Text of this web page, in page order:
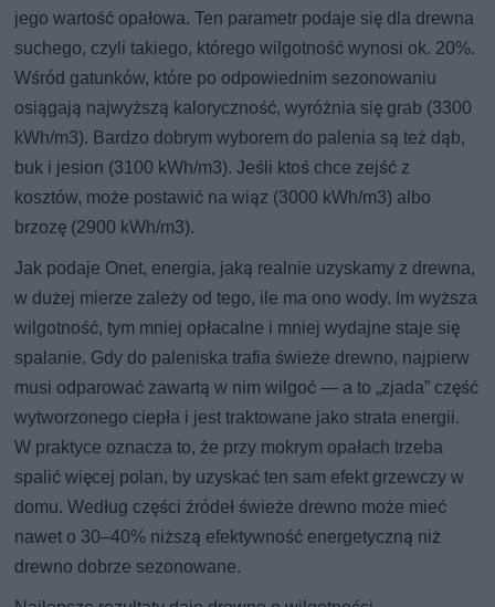
jego wartość opałowa. Ten parametr podaje się dla drewna
suchego, czyli takiego, którego wilgotność wynosi ok. 20%.
Wśród gatunków, które po odpowiednim sezonowaniu
osiągają najwyższą kaloryczność, wyróżnia się grab (3300
kWh/m3). Bardzo dobrym wyborem do palenia są też dąb,
buk i jesion (3100 kWh/m3). Jeśli ktoś chce zejść z
kosztów, może postawić na wiąz (3000 kWh/m3) albo
brzozę (2900 kWh/m3).
Jak podaje Onet, energia, jaką realnie uzyskamy z drewna,
w dużej mierze zależy od tego, ile ma ono wody. Im wyższa
wilgotność, tym mniej opłacalne i mniej wydajne staje się
spalanie. Gdy do paleniska trafia świeże drewno, najpierw
musi odparować zawartą w nim wilgoć — a to „zjada” część
wytworzonego ciepła i jest traktowane jako strata energii.
W praktyce oznacza to, że przy mokrym opałach trzeba
spalić więcej polan, by uzyskać ten sam efekt grzewczy w
domu. Według części źródeł świeże drewno może mieć
nawet o 30–40% niższą efektywność energetyczną niż
drewno dobrze sezonowane.